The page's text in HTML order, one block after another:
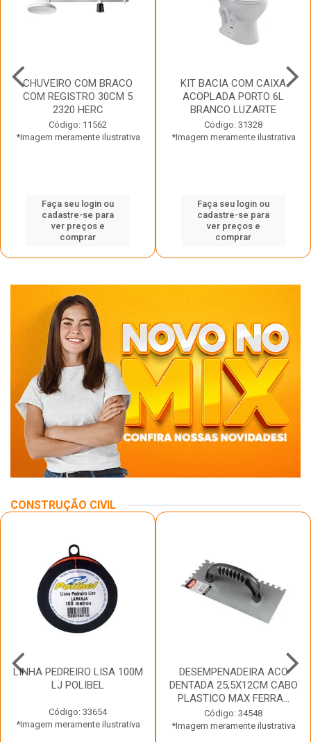
CHUVEIRO COM BRACO
COM REGISTRO 30CM 5
2320 HERC
Código: 11562
*Imagem meramente ilustrativa
Faça seu login ou
cadastre-se para
ver preços e
comprar
KIT BACIA COM CAIXA
ACOPLADA PORTO 6L
BRANCO LUZARTE
Código: 31328
*Imagem meramente ilustrativa
Faça seu login ou
cadastre-se para
ver preços e
comprar
CONSTRUÇÃO CIVIL
LINHA PEDREIRO LISA 100M
LJ POLIBEL
Código: 33654
*Imagem meramente ilustrativa
DESEMPENADEIRA ACO
DENTADA 25,5X12CM CABO
PLASTICO MAX FERRA...
Código: 34548
*Imagem meramente ilustrativa